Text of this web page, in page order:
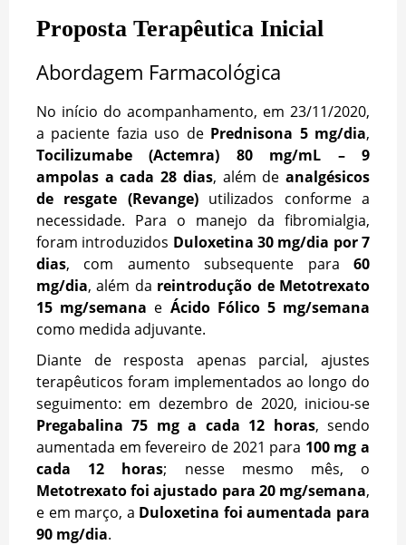
Proposta Terapêutica Inicial
Abordagem Farmacológica
No início do acompanhamento, em 23/11/2020,
a paciente fazia uso de Prednisona 5 mg/dia,
Tocilizumabe (Actemra) 80 mg/mL – 9
ampolas a cada 28 dias, além deanalgésicos
de resgate (Revange)utilizados conforme a
necessidade. Para o manejo da fibromialgia,
foram introduzidos Duloxetina 30 mg/dia por 7
dias, com aumento subsequente para 60
mg/dia, além da reintrodução de Metotrexato
15 mg/semana e Ácido Fólico 5 mg/semana
como medida adjuvante.
Diante de resposta apenas parcial, ajustes
terapêuticos foram implementados ao longo do
seguimento: em dezembro de 2020, iniciou-se
Pregabalina 75 mg a cada 12 horas, sendo
aumentada em fevereiro de 2021 para 100 mg a
cada 12 horas; nesse mesmo mês, o
Metotrexato foi ajustado para 20 mg/semana,
e em março, a Duloxetina foi aumentada para
90 mg/dia.